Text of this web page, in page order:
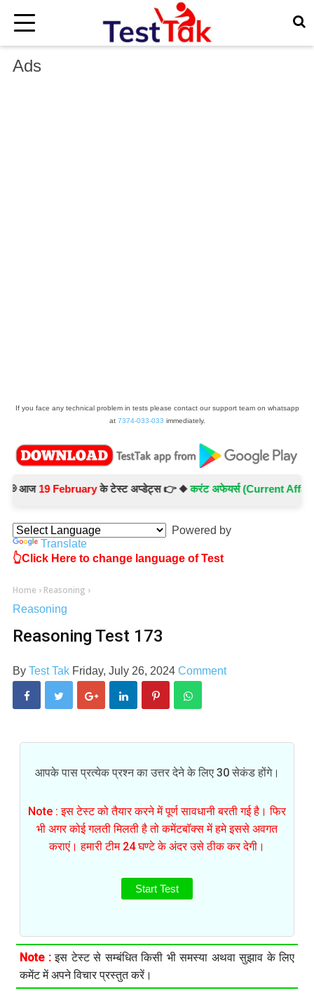
Ads
If you face any technical problem in tests please contact our support team on whatsapp
at 7374-033-033 immediately.
19 Februaryके टेस्ट अप्डेट्स 👉 ◆करंट अफेयर्स (Current Affairs) -
×
Powered by
Translate
👆Click Here to change language of Test
Home › Reasoning ›
Reasoning
Reasoning Test 173
By Test Tak Friday, July 26, 2024 Comment
आपके पास प्रत्येक प्रश्न का उत्तर देने के लिए 30 सेकंड होंगे।
Note : इस टेस्ट को तैयार करने में पूर्ण सावधानी बरती गई है। फिर
भी अगर कोई गलती मिलती है तो कमेंटबॉक्स में हमे इससे अवगत
कराएं। हमारी टीम 24 घण्टे के अंदर उसे ठीक कर देगी।
Start Test
Note :इस टेस्ट से सम्बंधित किसी भी समस्या अथवा सुझाव के लिए
कमेंट में अपने विचार प्रस्तुत करें।